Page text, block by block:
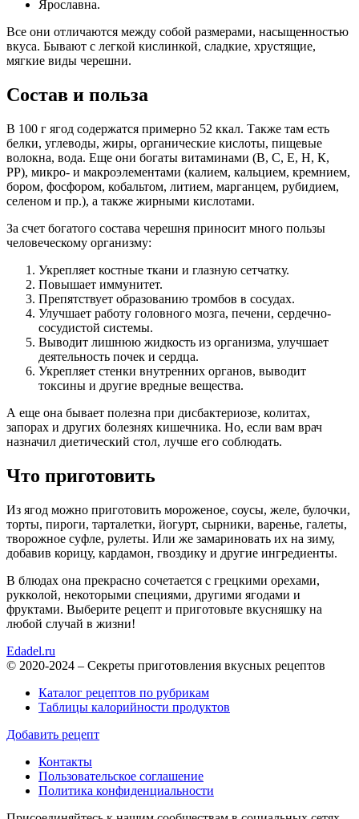
Ярославна.
Все они отличаются между собой размерами, насыщенностью
вкуса. Бывают с легкой кислинкой, сладкие, хрустящие,
мягкие виды черешни.
Состав и польза
В 100 г ягод содержатся примерно 52 ккал. Также там есть
белки, углеводы, жиры, органические кислоты, пищевые
волокна, вода. Еще они богаты витаминами (В, С, Е, Н, К,
РР), микро- и макроэлементами (калием, кальцием, кремнием,
бором, фосфором, кобальтом, литием, марганцем, рубидием,
селеном и пр.), а также жирными кислотами.
За счет богатого состава черешня приносит много пользы
человеческому организму:
Укрепляет костные ткани и глазную сетчатку.
Повышает иммунитет.
Препятствует образованию тромбов в сосудах.
Улучшает работу головного мозга, печени, сердечно-
сосудистой системы.
Выводит лишнюю жидкость из организма, улучшает
деятельность почек и сердца.
Укрепляет стенки внутренних органов, выводит
токсины и другие вредные вещества.
А еще она бывает полезна при дисбактериозе, колитах,
запорах и других болезнях кишечника. Но, если вам врач
назначил диетический стол, лучше его соблюдать.
Что приготовить
Из ягод можно приготовить мороженое, соусы, желе, булочки,
торты, пироги, тарталетки, йогурт, сырники, варенье, галеты,
творожное суфле, рулеты. Или же замариновать их на зиму,
добавив корицу, кардамон, гвоздику и другие ингредиенты.
В блюдах она прекрасно сочетается с грецкими орехами,
рукколой, некоторыми специями, другими ягодами и
фруктами. Выберите рецепт и приготовьте вкусняшку на
любой случай в жизни!
Edadel.ru
© 2020-2024 – Секреты приготовления вкусных рецептов
Каталог рецептов по рубрикам
Таблицы калорийности продуктов
Добавить рецепт
Контакты
Пользовательское соглашение
Политика конфиденциальности